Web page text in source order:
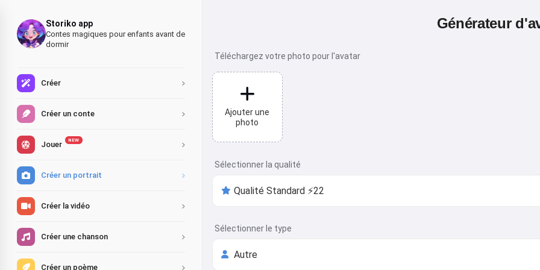
Storiko app
Contes magiques pour enfants avant de
dormir
Créer
Créer un conte
Jouer NEW
Créer un portrait
Créer la vidéo
Créer une chanson
Créer un poème
Générateur
Téléchargez votre photo pour l'avatar
Ajouter une
photo
Sélectionner la qualité
Sélectionner le type